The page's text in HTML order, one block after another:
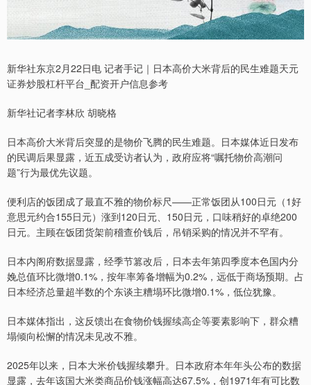
新华社东京2月22日电 记者手记｜日本高价大米背后的民生难题天元
证券炒股杠杆平台_配资开户信息参考
新华社记者李林欣 胡晓格
日本高价大米背后突显的是物价飞腾的民生难题。日本媒体近日发布
的民调后果显露，近五成受访者认为，政府应将“嘱托物价高潮问
题”行为最优先议题。
便利店的饭团成了最直不雅的物价标尺——正常饭团从100日元（1好
意思元约合155日元）涨到120日元、150日元，口味稍好的卓绝200
日元。主顾在饭团货架前稽查价钱后，吊销采购的情况并不罕有。
日本内阁府数据显露，经季节篡改后，日本去年第四季度本色国内分
娩总值环比微增0.1%，按年率筹备增幅为0.2%，远低于商场预期。占
日本经济总量超半数的个东谈主糟塌环比微增0.1%，低位犹豫。
日本媒体指出，这反馈出在食物价钱握续高企等要素影响下，群众糟
塌倾向松懈的情况未见改不雅。
2025年以来，日本大米价钱握续攀升。日本政府本年年头公布的数据
显露，去年该国大米类商品价钱涨幅高达67.5%，创1971年有可比数